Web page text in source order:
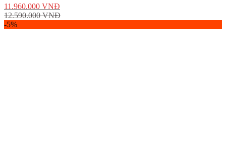
11.960.000 VNĐ
12.590.000VNĐ
-5%